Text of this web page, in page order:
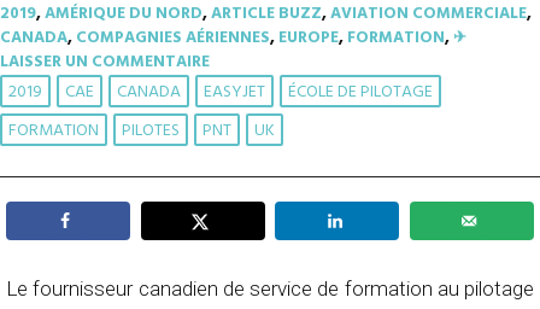
2019,AMÉRIQUE DU NORD,ARTICLE BUZZ,AVIATION COMMERCIALE,
CANADA,COMPAGNIES AÉRIENNES,EUROPE,FORMATION,✈︎
LAISSER UN COMMENTAIRE
2019 CAE CANADA EASYJET
ÉCOLE DE PILOTAGE
FORMATION
PILOTES PNT UK
Le fournisseur canadien de service de formation au pilotage